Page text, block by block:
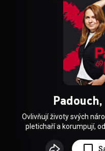
Ovlivňují životy svých
pletichaří a korumpují,
cudně označováni jako